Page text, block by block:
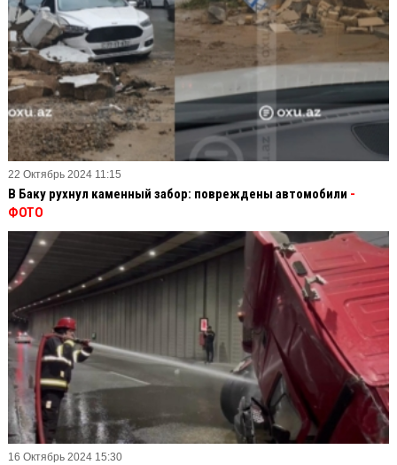
22 Октябрь 2024 11:15
В Баку рухнул каменный забор: повреждены автомобили -
ФОТО
16 Октябрь 2024 15:30